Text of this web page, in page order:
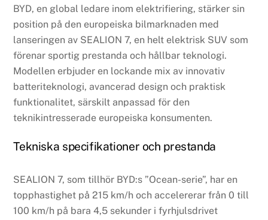
BYD, en global ledare inom elektrifiering, stärker sin
position på den europeiska bilmarknaden med
lanseringen av SEALION 7, en helt elektrisk SUV som
förenar sportig prestanda och hållbar teknologi.
Modellen erbjuder en lockande mix av innovativ
batteriteknologi, avancerad design och praktisk
funktionalitet, särskilt anpassad för den
teknikintresserade europeiska konsumenten.
Tekniska specifikationer och prestanda
SEALION 7, som tillhör BYD:s ”Ocean-serie”, har en
topphastighet på 215 km/h och accelererar från 0 till
100 km/h på bara 4,5 sekunder i fyrhjulsdrivet